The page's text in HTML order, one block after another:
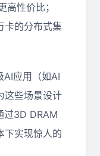
性价比；
卡的分布式集
AI应用（如AI
这些场景设计
过3D DRAM
下实现惊人的